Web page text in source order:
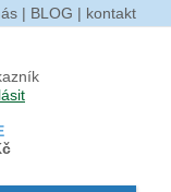
| BLOG | kontakt